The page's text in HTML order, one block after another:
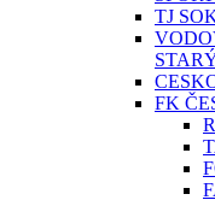
TJ
FK